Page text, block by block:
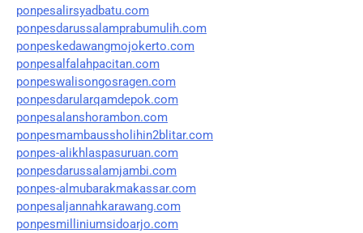
ponpesalirsyadbatu.com
ponpesdarussalamprabumulih.com
ponpeskedawangmojokerto.com
ponpesalfalahpacitan.com
ponpeswalisongosragen.com
ponpesdarularqamdepok.com
ponpesalanshorambon.com
ponpesmambaussholihin2blitar.com
ponpes-alikhlaspasuruan.com
ponpesdarussalamjambi.com
ponpes-almubarakmakassar.com
ponpesaljannahkarawang.com
ponpesmilliniumsidoarjo.com